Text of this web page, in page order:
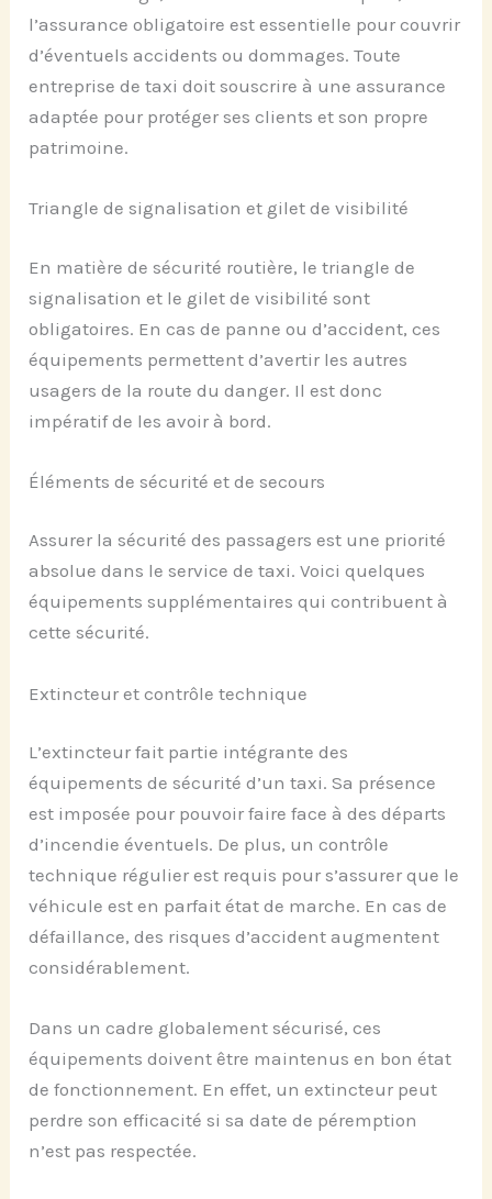
l’assurance obligatoire est essentielle pour couvrir
d’éventuels accidents ou dommages. Toute
entreprise de taxi doit souscrire à une assurance
adaptée pour protéger ses clients et son propre
patrimoine.
Triangle de signalisation et gilet de visibilité
En matière de sécurité routière, le triangle de
signalisation et le gilet de visibilité sont
obligatoires. En cas de panne ou d’accident, ces
équipements permettent d’avertir les autres
usagers de la route du danger. Il est donc
impératif de les avoir à bord.
Éléments de sécurité et de secours
Assurer la sécurité des passagers est une priorité
absolue dans le service de taxi. Voici quelques
équipements supplémentaires qui contribuent à
cette sécurité.
Extincteur et contrôle technique
L’extincteur fait partie intégrante des
équipements de sécurité d’un taxi. Sa présence
est imposée pour pouvoir faire face à des départs
d’incendie éventuels. De plus, un contrôle
technique régulier est requis pour s’assurer que le
véhicule est en parfait état de marche. En cas de
défaillance, des risques d’accident augmentent
considérablement.
Dans un cadre globalement sécurisé, ces
équipements doivent être maintenus en bon état
de fonctionnement. En effet, un extincteur peut
perdre son efficacité si sa date de péremption
n’est pas respectée.